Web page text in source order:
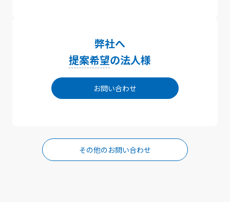
弊社へ
提案希望の法人様
お問い合わせ
その他のお問い合わせ